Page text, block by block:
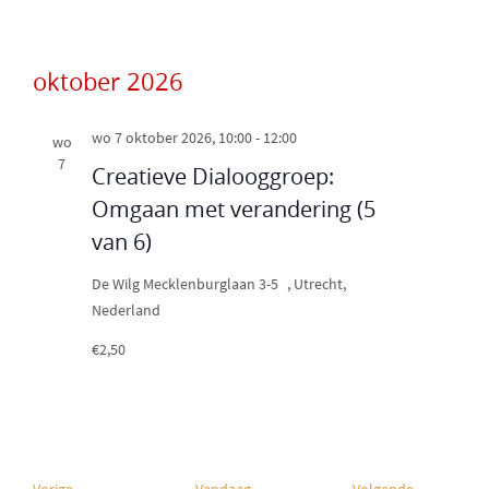
oktober 2026
wo
7
Creatieve Dialooggroep:
Omgaan met verandering (5
van 6)
wo 7 oktober 2026, 10:00- 12:00
De Wilg Mecklenburglaan 3-5 , Utrecht,
Nederland
€2,50